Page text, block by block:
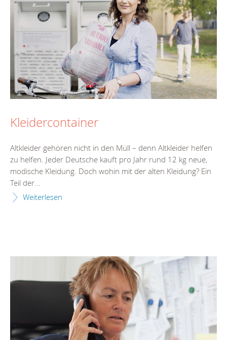
Kleidercontainer
Altkleider gehören nicht in den Müll – denn Altkleider helfen
zu helfen. Jeder Deutsche kauft pro Jahr rund 12 kg neue,
modische Kleidung. Doch wohin mit der alten Kleidung? Ein
Teil der...
Weiterlesen